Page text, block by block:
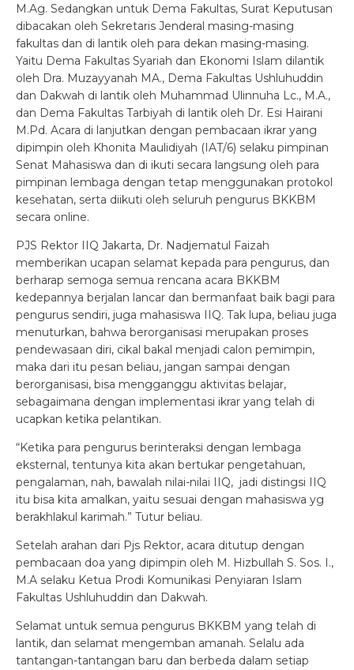
M.Ag. Sedangkan untuk Dema Fakultas, Surat Keputusan
dibacakan oleh Sekretaris Jenderal masing-masing
fakultas dan di lantik oleh para dekan masing-masing.
Yaitu Dema Fakultas Syariah dan Ekonomi Islam dilantik
oleh Dra. Muzayyanah MA., Dema Fakultas Ushluhuddin
dan Dakwah di lantik oleh Muhammad Ulinnuha Lc., M.A.,
dan Dema Fakultas Tarbiyah di lantik oleh Dr. Esi Hairani
M.Pd. Acara di lanjutkan dengan pembacaan ikrar yang
dipimpin oleh Khonita Maulidiyah (IAT/6) selaku pimpinan
Senat Mahasiswa dan di ikuti secara langsung oleh para
pimpinan lembaga dengan tetap menggunakan protokol
kesehatan, serta diikuti oleh seluruh pengurus BKKBM
secara online.
PJS Rektor IIQ Jakarta, Dr. Nadjematul Faizah
memberikan ucapan selamat kepada para pengurus, dan
berharap semoga semua rencana acara BKKBM
kedepannya berjalan lancar dan bermanfaat baik bagi para
pengurus sendiri, juga mahasiswa IIQ. Tak lupa, beliau juga
menuturkan, bahwa berorganisasi merupakan proses
pendewasaan diri, cikal bakal menjadi calon pemimpin,
maka dari itu pesan beliau, jangan sampai dengan
berorganisasi, bisa mengganggu aktivitas belajar,
sebagaimana dengan implementasi ikrar yang telah di
ucapkan ketika pelantikan.
“Ketika para pengurus berinteraksi dengan lembaga
eksternal, tentunya kita akan bertukar pengetahuan,
pengalaman, nah, bawalah nilai-nilai IIQ, jadi distingsi IIQ
itu bisa kita amalkan, yaitu sesuai dengan mahasiswa yg
berakhlakul karimah.” Tutur beliau.
Setelah arahan dari Pjs Rektor, acara ditutup dengan
pembacaan doa yang dipimpin oleh M. Hizbullah S. Sos. I.,
M.A selaku Ketua Prodi Komunikasi Penyiaran Islam
Fakultas Ushluhuddin dan Dakwah.
Selamat untuk semua pengurus BKKBM yang telah di
lantik, dan selamat mengemban amanah. Selalu ada
tantangan-tantangan baru dan berbeda dalam setiap